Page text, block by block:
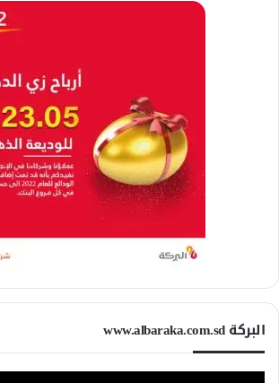
البركة www.albaraka.com.sd